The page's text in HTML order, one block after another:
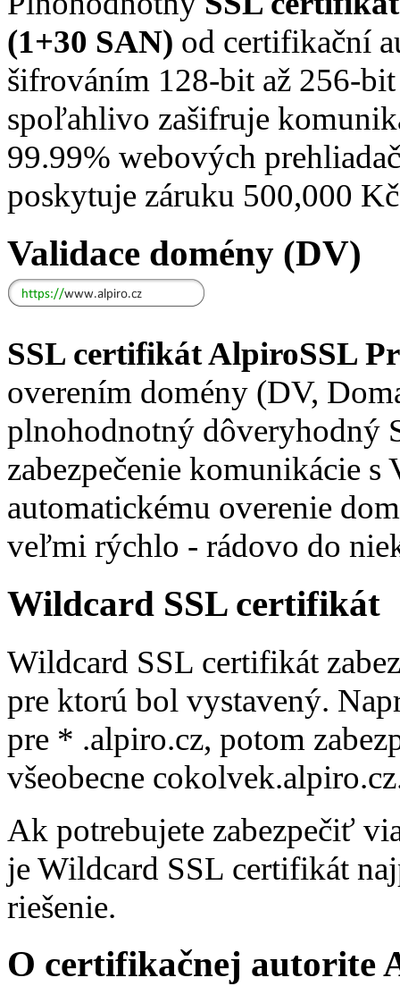
(1+30 SAN) od certifikační
šifrováním 128-bit až 256-
spoľahlivo zašifruje
99.99% webových
poskytuje záruku 500,000
Validace domény (DV)
SSL certifikát AlpiroSSL
overením domény (DV,
plnohodnotný dôveryhodný
zabezpečenie komunikácie s
automatickému overenie
veľmi rýchlo - rádovo do
Wildcard SSL certifikát
Wildcard SSL certifikát
pre ktorú bol vystavený.
pre * .alpiro.cz, potom
všeobecne
Ak potrebujete zabezpečiť
je Wildcard SSL certifikát
riešenie.
O certifikačnej autorite